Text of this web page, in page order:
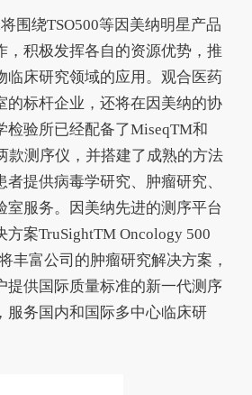
围绕TSO500等因美纳明星产品
，积极发挥各自的资源优势，推
临床研究领域的应用。观合医药
的标杆企业，还将在因美纳的协
检验所已经配备了MiseqTM和
款测序仪，并搭建了成熟的方法
提供病毒学研究、肿瘤研究、
室服务。因美纳先进的测序平台
案TruSightTM Oncology 500
丰富公司的肿瘤研究解决方案，
提供国际质量标准的新一代测序
服务国内和国际多中心临床研